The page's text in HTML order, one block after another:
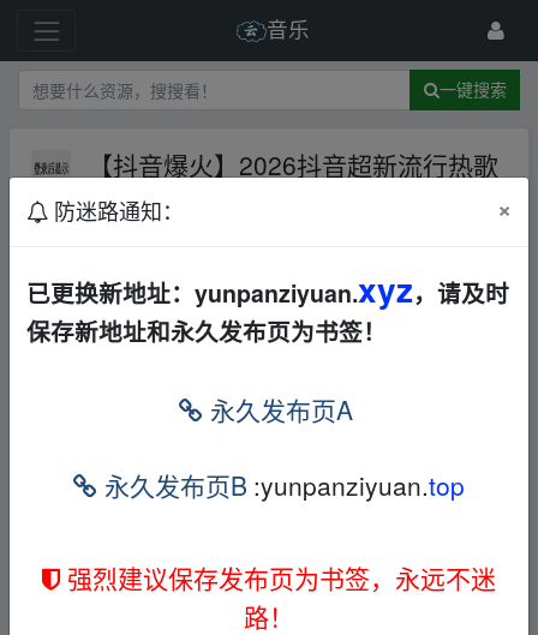
音乐
一键搜索
【抖音爆火】2026抖音超新流行热歌
267首精选乐库频道无损音质乐享
夸克网盘
【抖音爆火】2026抖音超新流行热歌267首精
、fr‥om w▪ww.y、un‥pan zi yu▁an.xy z
本帖含有隐藏内容，请您 回复 后查看
防迷路通知： ×
已更换新地址：yunpanziyuan.xyz，请及时
保存新地址和永久发布页为书签！
永久发布页A
永久发布页B :yunpanziyuan.top
强烈建议保存发布页为书签，永远不迷
路！